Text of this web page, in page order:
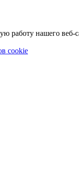
нашего веб-
cookie